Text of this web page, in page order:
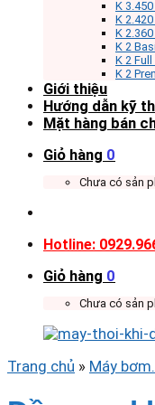
K
K
K
K 2
K 2 Full
K 2
Giới thiệu
Hướng dẫn kỹ
Mặt hàng bán
Giỏ hàng 0
Chưa có sản
Hotline:
Giỏ hàng 0
Chưa có sản
Trang chủ » Máy